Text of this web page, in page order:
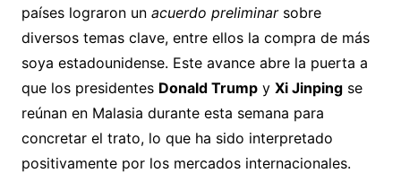
países lograron un acuerdo preliminarsobre
diversos temas clave, entre ellos la compra de más
soya estadounidense. Este avance abre la puerta a
que los presidentes Donald Trumpy Xi Jinpingse
reúnan en Malasia durante esta semana para
concretar el trato, lo que ha sido interpretado
positivamente por los mercados internacionales.